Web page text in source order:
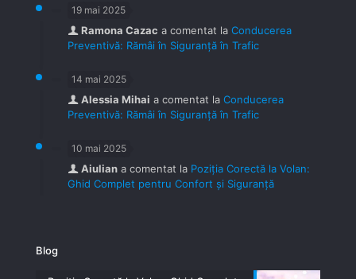
19 mai 2025
Ramona Cazac a comentat la Conducerea
Preventivă: Rămâi în Siguranță în Trafic
14 mai 2025
Alessia Mihai a comentat la Conducerea
Preventivă: Rămâi în Siguranță în Trafic
10 mai 2025
Aiulian a comentat la Poziția Corectă la Volan:
Ghid Complet pentru Confort și Siguranță
Blog